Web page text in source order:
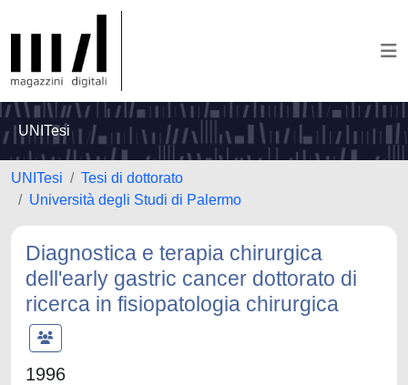
UNITesi
UNITesi
Tesi di dottorato
Università degli Studi di Palermo
Diagnostica e terapia chirurgica
dell'early gastric cancer dottorato di
ricerca in fisiopatologia chirurgica
1996